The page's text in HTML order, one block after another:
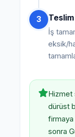
3
İş
eksik/
Hizmet
dürüst
sonra